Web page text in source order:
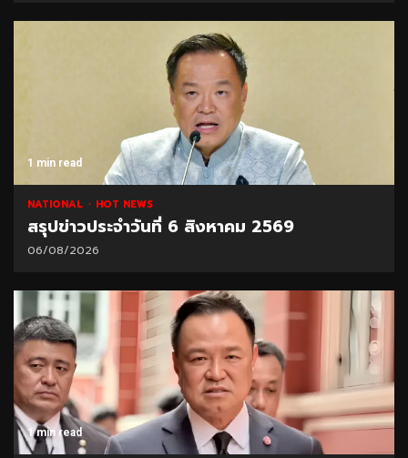
1 min read
NATIONAL HOT NEWS
สรุปข่าวประจำวันที่ 6 สิงหาคม 2569
06/08/2026
1 min read